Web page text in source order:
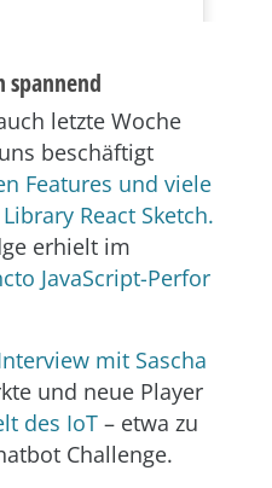
spannend
letzte Woche
beschäftigt
Features und viele
React Sketch.
erhielt im
JavaScript-Perfor
mit Sascha
und neue Player
des IoT – etwa zu
Challenge.